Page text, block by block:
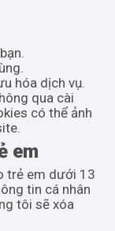
hóa dịch vụ.
qua cài
có thể ảnh
em
trẻ em dưới 13
tin cá nhân
tôi sẽ xóa